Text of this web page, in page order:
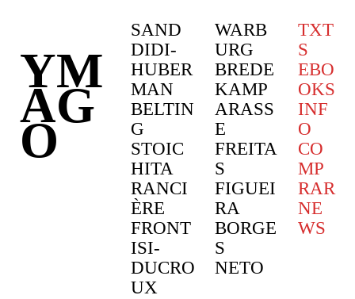
YM
AG
O
SAND
DIDI-
HUBER
MAN
BELTIN
G
STOIC
HITA
RANCI
ÈRE
FRONT
ISI-
DUCRO
UX
WARB
URG
BREDE
KAMP
ARASS
E
FREITA
S
FIGUEI
RA
BORGE
S
NETO
TXT
S
EBO
OKS
INF
O
CO
MP
RAR
NE
WS